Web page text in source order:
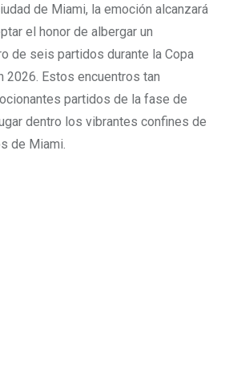
de Miami, la emoción alcanzará
el honor de albergar un
de seis partidos durante la Copa
2026. Estos encuentros tan
partidos de la fase de
dentro los vibrantes confines de
de Miami.